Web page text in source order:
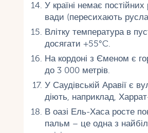
У країні немає
вади (пересихають
Влітку температура в
досягати +55°C.
На кордоні з Єменом є
до 3 000 метрів.
У Саудівській Аравії є
діють, наприклад,
В оазі Ель-Хаса росте
пальм – це одна з